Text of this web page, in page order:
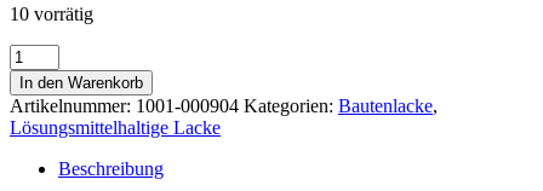
10 vorrätig
Caparol
Capalac
BaseTop
Venti
2.5L
Menge
In den Warenkorb
Artikelnummer: 1001-000904 Kategorien: Bautenlacke,
Lösungsmittelhaltige Lacke
Beschreibung